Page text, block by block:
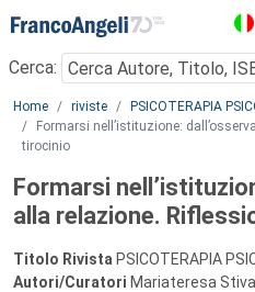
Menu
Cerca:
Main content
Home riviste PSICOTERAPIA
Formarsi nell’istituzione:
tirocinio
Formarsi
alla relazione.
Titolo Rivista PSICOTERAPIA
Autori/Curatori Mariateresa